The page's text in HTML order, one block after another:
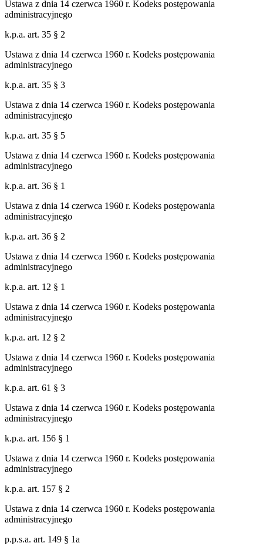
Ustawa z dnia 14 czerwca 1960 r. Kodeks postępowania
administracyjnego
k.p.a. art. 35 § 2
Ustawa z dnia 14 czerwca 1960 r. Kodeks postępowania
administracyjnego
k.p.a. art. 35 § 3
Ustawa z dnia 14 czerwca 1960 r. Kodeks postępowania
administracyjnego
k.p.a. art. 35 § 5
Ustawa z dnia 14 czerwca 1960 r. Kodeks postępowania
administracyjnego
k.p.a. art. 36 § 1
Ustawa z dnia 14 czerwca 1960 r. Kodeks postępowania
administracyjnego
k.p.a. art. 36 § 2
Ustawa z dnia 14 czerwca 1960 r. Kodeks postępowania
administracyjnego
k.p.a. art. 12 § 1
Ustawa z dnia 14 czerwca 1960 r. Kodeks postępowania
administracyjnego
k.p.a. art. 12 § 2
Ustawa z dnia 14 czerwca 1960 r. Kodeks postępowania
administracyjnego
k.p.a. art. 61 § 3
Ustawa z dnia 14 czerwca 1960 r. Kodeks postępowania
administracyjnego
k.p.a. art. 156 § 1
Ustawa z dnia 14 czerwca 1960 r. Kodeks postępowania
administracyjnego
k.p.a. art. 157 § 2
Ustawa z dnia 14 czerwca 1960 r. Kodeks postępowania
administracyjnego
p.p.s.a. art. 149 § 1a